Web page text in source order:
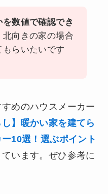
数値で確認でき
向きの家の場合
らいたいです
めのハウスメーカー
し】暖かい家を建てら
10選！選ぶポイント
います。ぜひ参考に